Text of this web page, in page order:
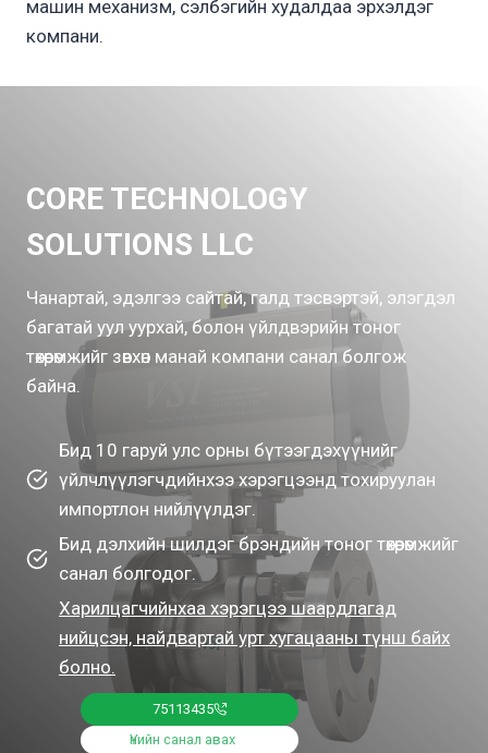
машин механизм, сэлбэгийн худалдаа эрхэлдэг
компани.
CORE TECHNOLOGY
SOLUTIONS LLC
Чанартай, эдэлгээ сайтай, галд тэсвэртэй, элэгдэл
багатай уул уурхай, болон үйлдвэрийн тоног
төхөөрөмжийг зөвхөн манай компани санал болгож
байна.
Бид 10 гаруй улс орны бүтээгдэхүүнийг
үйлчлүүлэгчдийнхээ хэрэгцээнд тохируулан
импортлон нийлүүлдэг.
Бид дэлхийн шилдэг брэндийн тоног төхөөрөмжийг
санал болгодог.
Харилцагчийнхаа хэрэгцээ шаардлагад
нийцсэн, найдвартай урт хугацааны түнш байх
болно.
75113435
Үнийн санал авах